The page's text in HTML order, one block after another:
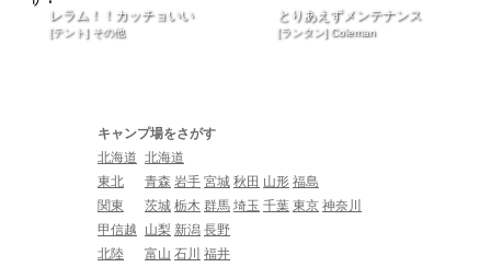
レラム！！カッチョいい
[テント] その他
とりあえずメンテナンス
[ランタン] Coleman
キャンプ場をさがす
北海道 北海道
東北
青森 岩手 宮城 秋田 山形 福島
関東
茨城 栃木 群馬 埼玉 千葉 東京 神奈川
甲信越
山梨 新潟 長野
北陸
富山 石川 福井